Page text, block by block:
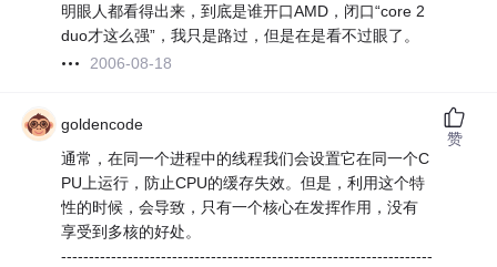
明眼人都看得出来，到底是谁开口AMD，闭口“core 2
duo才这么强”，我只是路过，但是在是看不过眼了。
2006-08-18
goldencode
通常，在同一个进程中的线程我们会设置它在同一个C
PU上运行，防止CPU的缓存失效。但是，利用这个特
性的时候，会导致，只有一个核心在发挥作用，没有
享受到多核的好处。
-------------------------------------------------------------------
赞